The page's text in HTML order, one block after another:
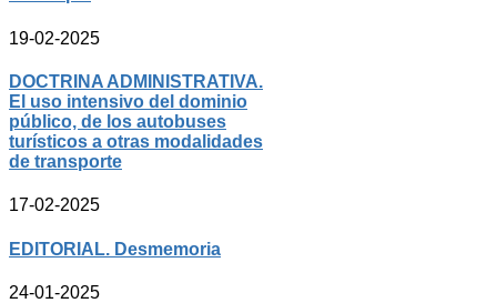
19-02-2025
DOCTRINA ADMINISTRATIVA.
El uso intensivo del dominio
público, de los autobuses
turísticos a otras modalidades
de transporte
17-02-2025
EDITORIAL. Desmemoria
24-01-2025